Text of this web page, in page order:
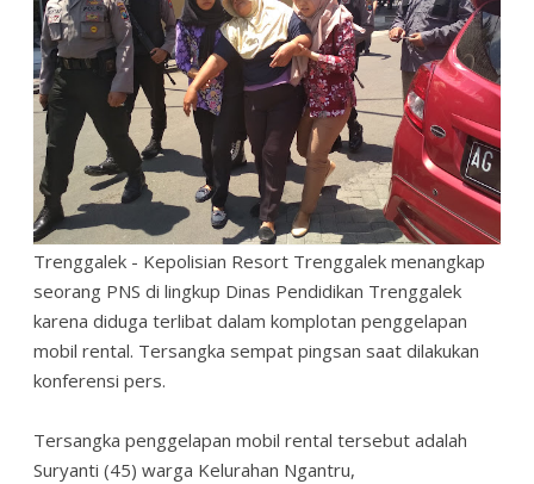
Trenggalek - Kepolisian Resort Trenggalek menangkap
seorang PNS di lingkup Dinas Pendidikan Trenggalek
karena diduga terlibat dalam komplotan penggelapan
mobil rental. Tersangka sempat pingsan saat dilakukan
konferensi pers.
Tersangka penggelapan mobil rental tersebut adalah
Suryanti (45) warga Kelurahan Ngantru,